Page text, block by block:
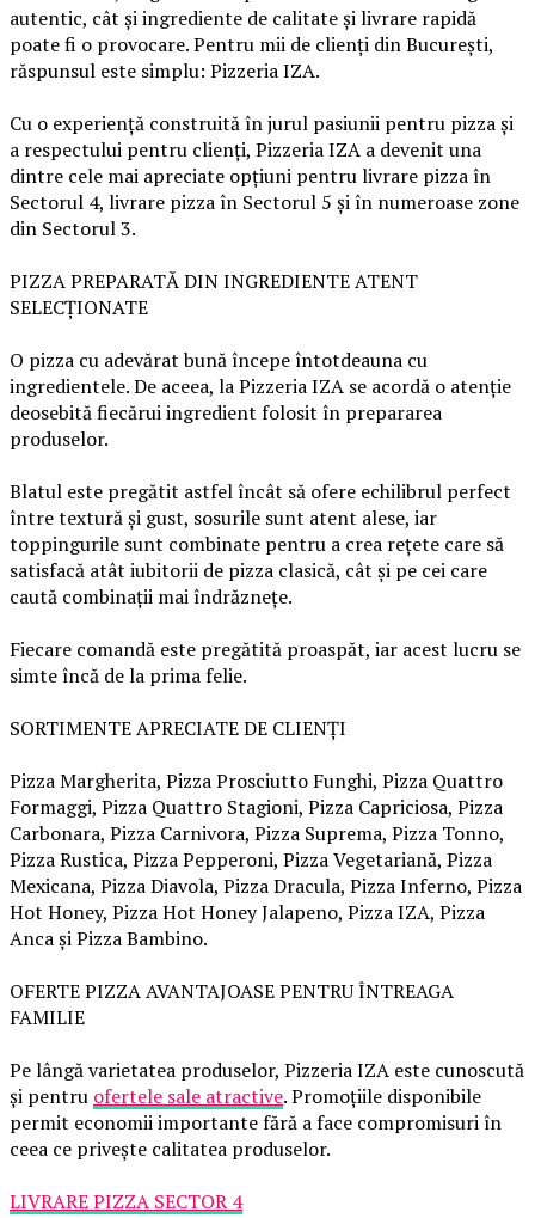
autentic, cât și ingrediente de calitate și livrare rapidă
poate fi o provocare. Pentru mii de clienți din București,
răspunsul este simplu: Pizzeria IZA.
Cu o experiență construită în jurul pasiunii pentru pizza și
a respectului pentru clienți, Pizzeria IZA a devenit una
dintre cele mai apreciate opțiuni pentru livrare pizza în
Sectorul 4, livrare pizza în Sectorul 5 și în numeroase zone
din Sectorul 3.
PIZZA PREPARATĂ DIN INGREDIENTE ATENT
SELECȚIONATE
O pizza cu adevărat bună începe întotdeauna cu
ingredientele. De aceea, la Pizzeria IZA se acordă o atenție
deosebită fiecărui ingredient folosit în prepararea
produselor.
Blatul este pregătit astfel încât să ofere echilibrul perfect
între textură și gust, sosurile sunt atent alese, iar
toppingurile sunt combinate pentru a crea rețete care să
satisfacă atât iubitorii de pizza clasică, cât și pe cei care
caută combinații mai îndrăznețe.
Fiecare comandă este pregătită proaspăt, iar acest lucru se
simte încă de la prima felie.
SORTIMENTE APRECIATE DE CLIENȚI
Pizza Margherita, Pizza Prosciutto Funghi, Pizza Quattro
Formaggi, Pizza Quattro Stagioni, Pizza Capriciosa, Pizza
Carbonara, Pizza Carnivora, Pizza Suprema, Pizza Tonno,
Pizza Rustica, Pizza Pepperoni, Pizza Vegetariană, Pizza
Mexicana, Pizza Diavola, Pizza Dracula, Pizza Inferno, Pizza
Hot Honey, Pizza Hot Honey Jalapeno, Pizza IZA, Pizza
Anca și Pizza Bambino.
OFERTE PIZZA AVANTAJOASE PENTRU ÎNTREAGA
FAMILIE
Pe lângă varietatea produselor, Pizzeria IZA este cunoscută
și pentru ofertele sale atractive. Promoțiile disponibile
permit economii importante fără a face compromisuri în
ceea ce privește calitatea produselor.
LIVRARE PIZZA SECTOR 4